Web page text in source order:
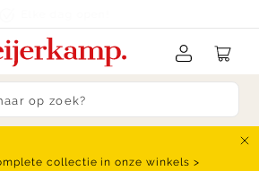
collectie in onze winkels >